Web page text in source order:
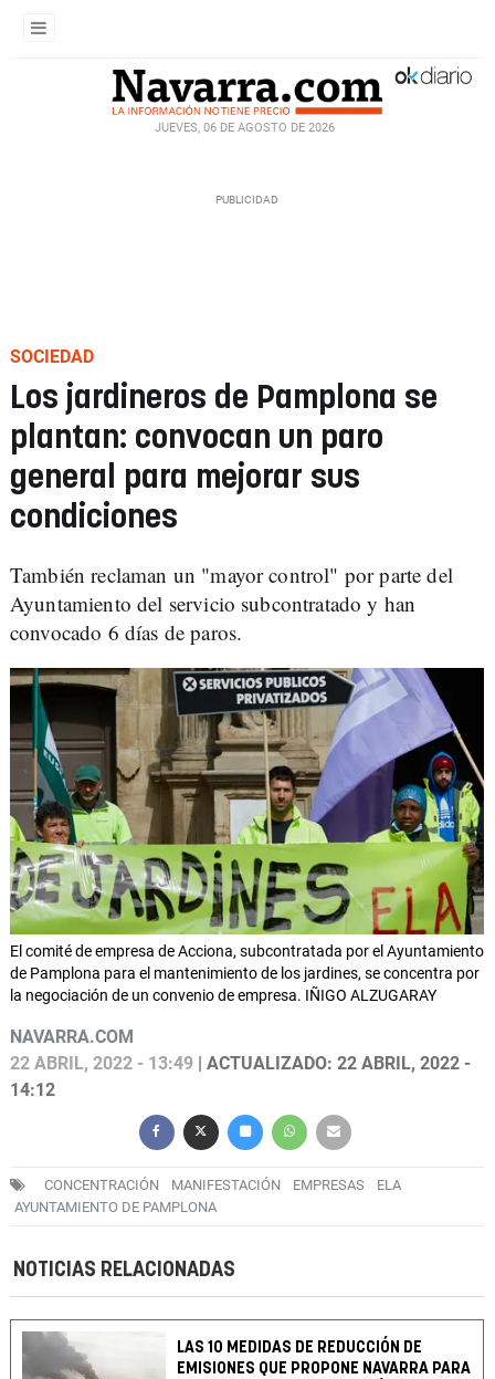
JUEVES, 06 DE AGOSTO DE 2026
SOCIEDAD
Los jardineros de Pamplona se
plantan: convocan un paro
general para mejorar sus
condiciones
También reclaman un "mayor control" por parte del
Ayuntamiento del servicio subcontratado y han
convocado 6 días de paros.
El comité de empresa de Acciona, subcontratada por el Ayuntamiento
de Pamplona para el mantenimiento de los jardines, se concentra por
la negociación de un convenio de empresa. IÑIGO ALZUGARAY
NAVARRA.COM
22 ABRIL, 2022 - 13:49 | ACTUALIZADO: 22 ABRIL, 2022 -
14:12
CONCENTRACIÓN MANIFESTACIÓN EMPRESAS
ELA
AYUNTAMIENTO DE PAMPLONA
NOTICIAS RELACIONADAS
LAS 10 MEDIDAS DE REDUCCIÓN DE
EMISIONES QUE PROPONE NAVARRA PARA